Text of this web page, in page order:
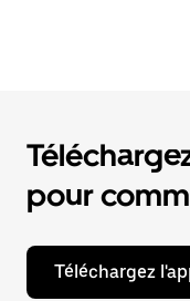
pour
Téléchargez